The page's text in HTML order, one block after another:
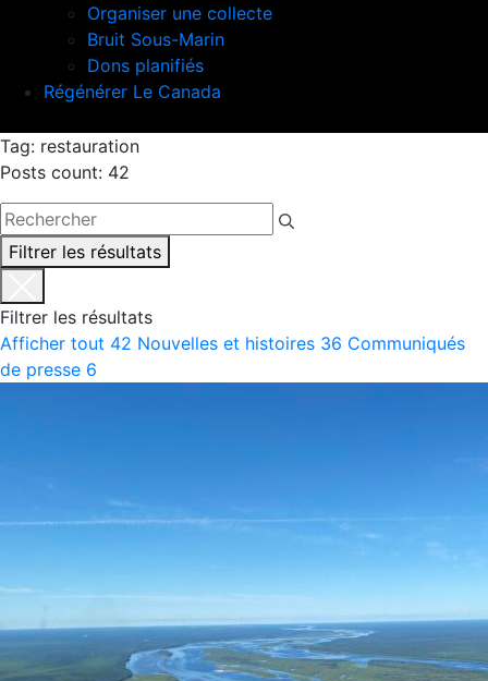
Organiser une collecte
Bruit Sous-Marin
Dons planifiés
Régénérer Le Canada
Tag: restauration
Posts count: 42
Filtrer les résultats
Filtrer les résultats
Afficher tout 42 Nouvelles et histoires 36 Communiqués
de presse 6